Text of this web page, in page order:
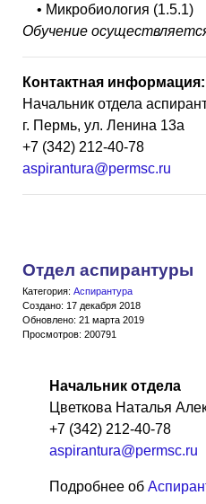
• Микробиология (1.5.1)
Обучение
Контактная информация:
Начальник отдела
г. Пермь, ул. Ленина 13а
+7 (342) 212-40-78
aspirantura@permsc.ru
Отдел аспирантуры
Категория: Аспирантура
Создано: 17 декабря 2018
Обновлено: 21 марта 2019
Просмотров: 200791
Начальник отдела
Цветкова Наталья
+7 (342) 212-40-78
aspirantura@permsc.ru
Подробнее об